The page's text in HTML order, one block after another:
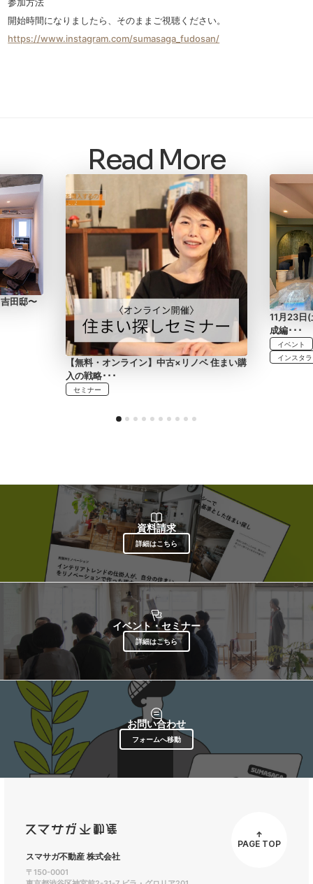
開始時間になりましたら、そのままご視聴ください。
https://www.instagram.com/sumasaga_fudosan/
Read More
田邸〜
【無料・オンライン】中古×リノベ 住まい購
入の戦略･･･
セミナー
11月23日
成編･･･
イベント
インスタ
資料請求
詳細はこちら
イベント・セミナー
詳細はこちら
お問い合わせ
フォームへ移動
PAGE TOP
スマサガ不動産 株式会社
〒150-0001